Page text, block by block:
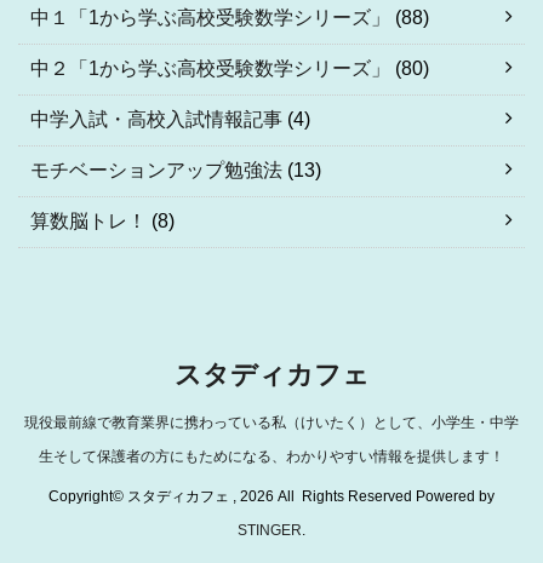
中１「1から学ぶ高校受験数学シリーズ」 (88)
中２「1から学ぶ高校受験数学シリーズ」 (80)
中学入試・高校入試情報記事 (4)
モチベーションアップ勉強法 (13)
算数脳トレ！ (8)
スタディカフェ
現役最前線で教育業界に携わっている私（けいたく）として、小学生・中学
生そして保護者の方にもためになる、わかりやすい情報を提供します！
Copyright© スタディカフェ , 2026 All Rights Reserved Powered by
STINGER.